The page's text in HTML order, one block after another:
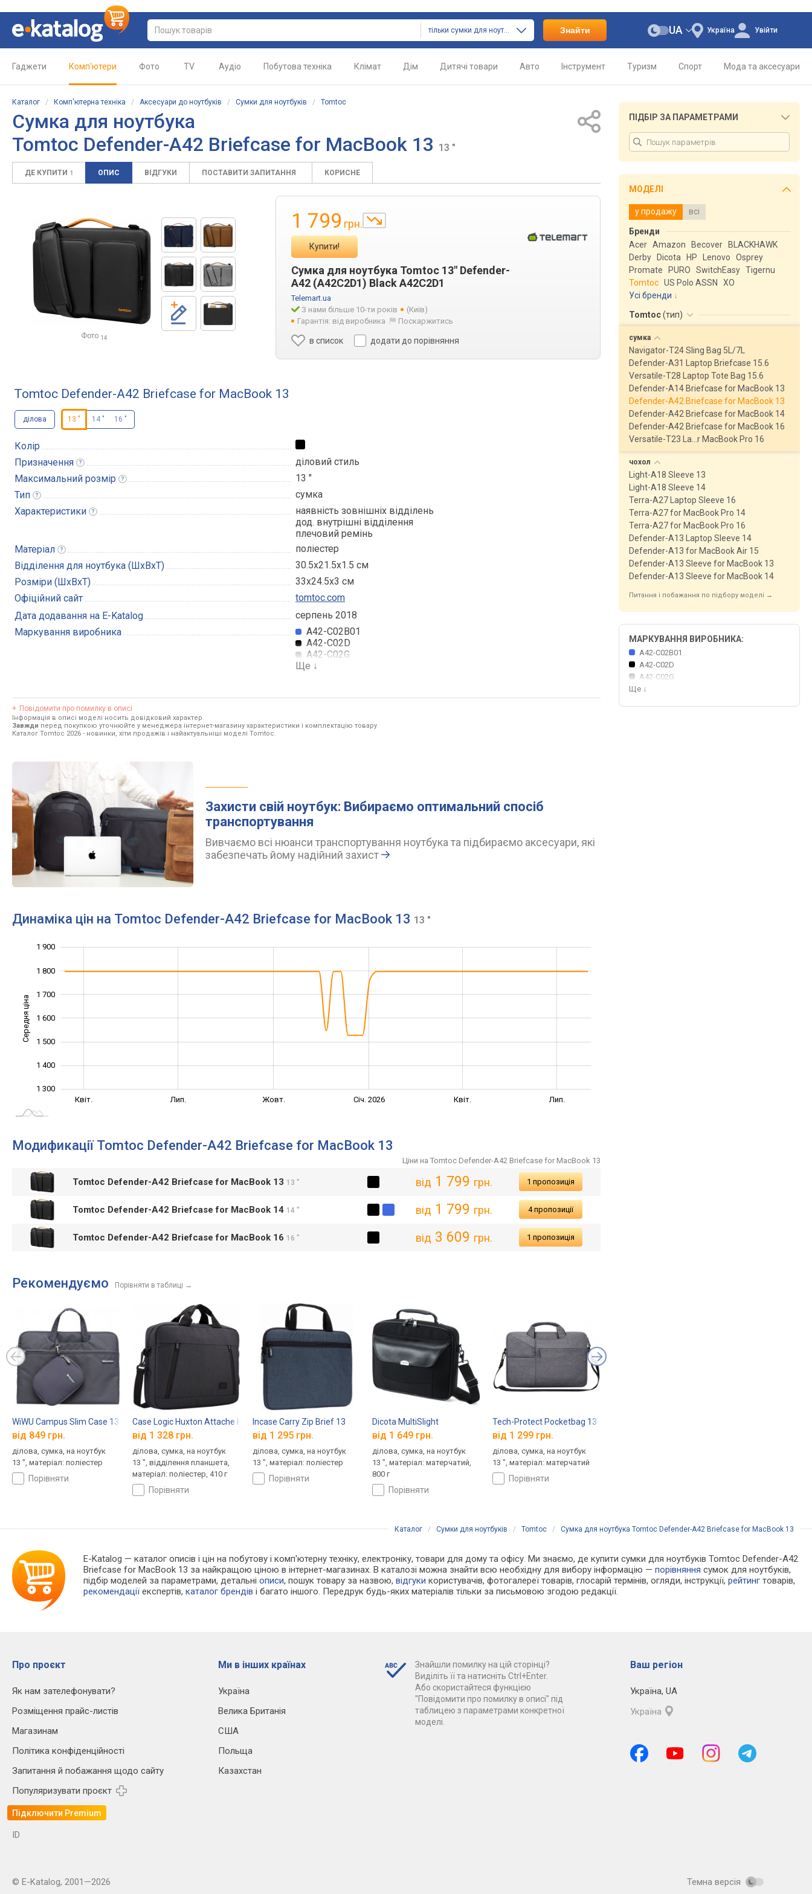
тільки сумки для ноутбуків Знайти Україна
UA Увійти
Гаджети Комп'ютери Фото TV Аудіо Побутова техніка Клімат Дім Дитячі товари Авто Інструмент Туризм Спорт Мода та аксесуари
Каталог / Комп'ютерна техніка / Аксесуари до ноутбуків / Сумки для ноутбуків / Tomtoc
Сумка для ноутбука
Tomtoc Defender-A42 Briefcase for MacBook 13 13 "
ДЕ КУПИТИ 1 ОПИС ВІДГУКИ ПОСТАВИТИ ЗАПИТАННЯ КОРИСНЕ
Фото 14
1 799 грн.
Купити!
Сумка для ноутбука Tomtoc 13" Defender-
A42 (A42C2D1) Black A42C2D1
Telemart.ua
З нами більше 10-ти років
(Київ)
Гарантія: від виробника
Поскаржитись
в список додати до порівняння
Tomtoc Defender-A42 Briefcase for MacBook 13
ділова 13 " 14 " 16 "
Колір
Призначення
діловий стиль
Максимальний розмір
13 "
Тип
сумка
Характеристики
наявність зовнішніх відділень
дод. внутрішні відділення
плечовий ремінь
Матеріал
поліестер
Відділення для ноутбука (ШхВхТ)
30.5x21.5x1.5 см
Розміри (ШхВхТ)
33x24.5x3 см
Офіційний сайт
tomtoc.com
Дата додавання на E-Katalog
серпень 2018
Маркування виробника
A42-C02B01
A42-C02D
A42-C02G
Ще ↓
Повідомити про помилку в описі
Інформація в описі моделі носить довідковий характер.
Завжди перед покупкою уточнюйте у менеджера інтернет-магазину характеристики і комплектацію товару
Каталог Tomtoc 2026 - новинки, хіти продажів і найактуальніші моделі Tomtoc.
Захисти свій ноутбук: Вибираємо оптимальний спосіб
транспортування
Вивчаємо всі нюанси транспортування ноутбука та підбираємо аксесуари, які
забезпечать йому надійний захист
Динаміка цін на Tomtoc Defender-A42 Briefcase for MacBook 13 13 "
Середня ціна 1 300
1 300
1 400
1 500
1 600
1 700
1 800
1 900
Січ. 2025Квіт. Лип. Жовт. Січ. 2026 Квіт. Лип.
Модификації Tomtoc Defender-A42 Briefcase for MacBook 13
Ціни на Tomtoc Defender-A42 Briefcase for MacBook 13
Tomtoc Defender-A42 Briefcase for MacBook 13 13 " від 1 799 грн. 1 пропозиція
Tomtoc Defender-A42 Briefcase for MacBook 14 14 " від 1 799 грн. 4 пропозиції
Tomtoc Defender-A42 Briefcase for MacBook 16 16 " від 3 609 грн. 1 пропозиція
Рекомендуємо Порівняти в таблиці →
WiWU Campus Slim Case 13
від 849 грн.
ділова, сумка, на ноутбук
13 ", матеріал: поліестер
порівняти
Case Logic Huxton Attache HUXA-213
від 1 328 грн.
ділова, сумка, на ноутбук
13 ", відділення планшета,
матеріал: поліестер, 410 г
порівняти
Incase Carry Zip Brief 13
від 1 295 грн.
ділова, сумка, на ноутбук
13 ", матеріал: поліестер
порівняти
Dicota MultiSlight
від 1 649 грн.
ділова, сумка, на ноутбук
13 ", матеріал: матерчатий,
800 г
порівняти
Tech-Protect Pocketbag 13
від 1 299 грн.
ділова, сумка, на ноутбук
13 ", матеріал: матерчатий
порівняти
ПІДБІР ЗА ПАРАМЕТРАМИ
МОДЕЛІ
у продажу всі
Бренди
Acer Amazon Becover
BLACKHAWK
Derby
Dicota HP Lenovo
Osprey
Promate
PURO SwitchEasy Tigernu
Tomtoc US Polo ASSN
XO
Усі бренди
Tomtoc(тип)
сумка
Navigator-T24 Sling Bag 5L/7L
Defender-A31 Laptop Briefcase 15.6
Versatile-T28 Laptop Tote Bag 15.6
Defender-A14 Briefcase for MacBook 13
Defender-A42 Briefcase for MacBook 13
Defender-A42 Briefcase for MacBook 14
Defender-A42 Briefcase for MacBook 16
Versatile-T23 La…r MacBook Pro 16
чохол
Light-A18 Sleeve 13
Light-A18 Sleeve 14
Terra-A27 Laptop Sleeve 16
Terra-A27 for MacBook Pro 14
Terra-A27 for MacBook Pro 16
Defender-A13 Laptop Sleeve 14
Defender-A13 for MacBook Air 15
Defender-A13 Sleeve for MacBook 13
Defender-A13 Sleeve for MacBook 14
Питання і побажання по підбору моделі →
МАРКУВАННЯ ВИРОБНИКА:
A42-C02B01
A42-C02D
A42-C02G
Ще ↓
Каталог / Сумки для ноутбуків / Tomtoc / Сумка для ноутбука Tomtoc Defender-A42 Briefcase for MacBook 13
E-Katalog — каталог описів і цін на побутову і комп'ютерну техніку, електроніку, товари для дому та офісу. Ми знаємо, де купити сумки для ноутбуків Tomtoc Defender-A42
Briefcase for MacBook 13 за найкращою ціною в інтернет-магазинах. В каталозі можна знайти всю необхідну для вибору інформацію —порівняння сумок для ноутбуків,
підбір моделей за параметрами, детальніописи, пошук товару за назвою,відгуки користувачів, фотогалереї товарів, глосарій термінів, огляди, інструкції,рейтинг товарів,
рекомендації експертів,каталог брендів і багато іншого. Передрук будь-яких матеріалів тільки за письмовою згодою редакції.
Про проєкт
Як нам зателефонувати?
Розміщення прайс-листів
Магазинам
Політика конфіденційності
Запитання й побажання щодо сайту
Популяризувати проєкт
Підключити Premium
Ми в інших країнах
Україна
Велика Британія
США
Польща
Казахстан
Знайшли помилку на цій сторінці?
Виділіть її та натисніть Ctrl+Enter.
Або скористайтеся функцією
"Повідомити про помилку в описі" під
таблицею з параметрами конкретної
моделі.
Ваш регіон
Україна, UA
Україна
ID
© E-Katalog, 2001—2026 Темна версія